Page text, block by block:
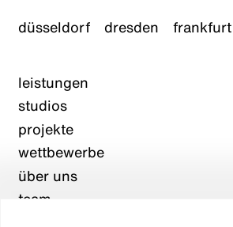
düsseldorf dresden frankfurt
leistungen
studios
projekte
wettbewerbe
über uns
team